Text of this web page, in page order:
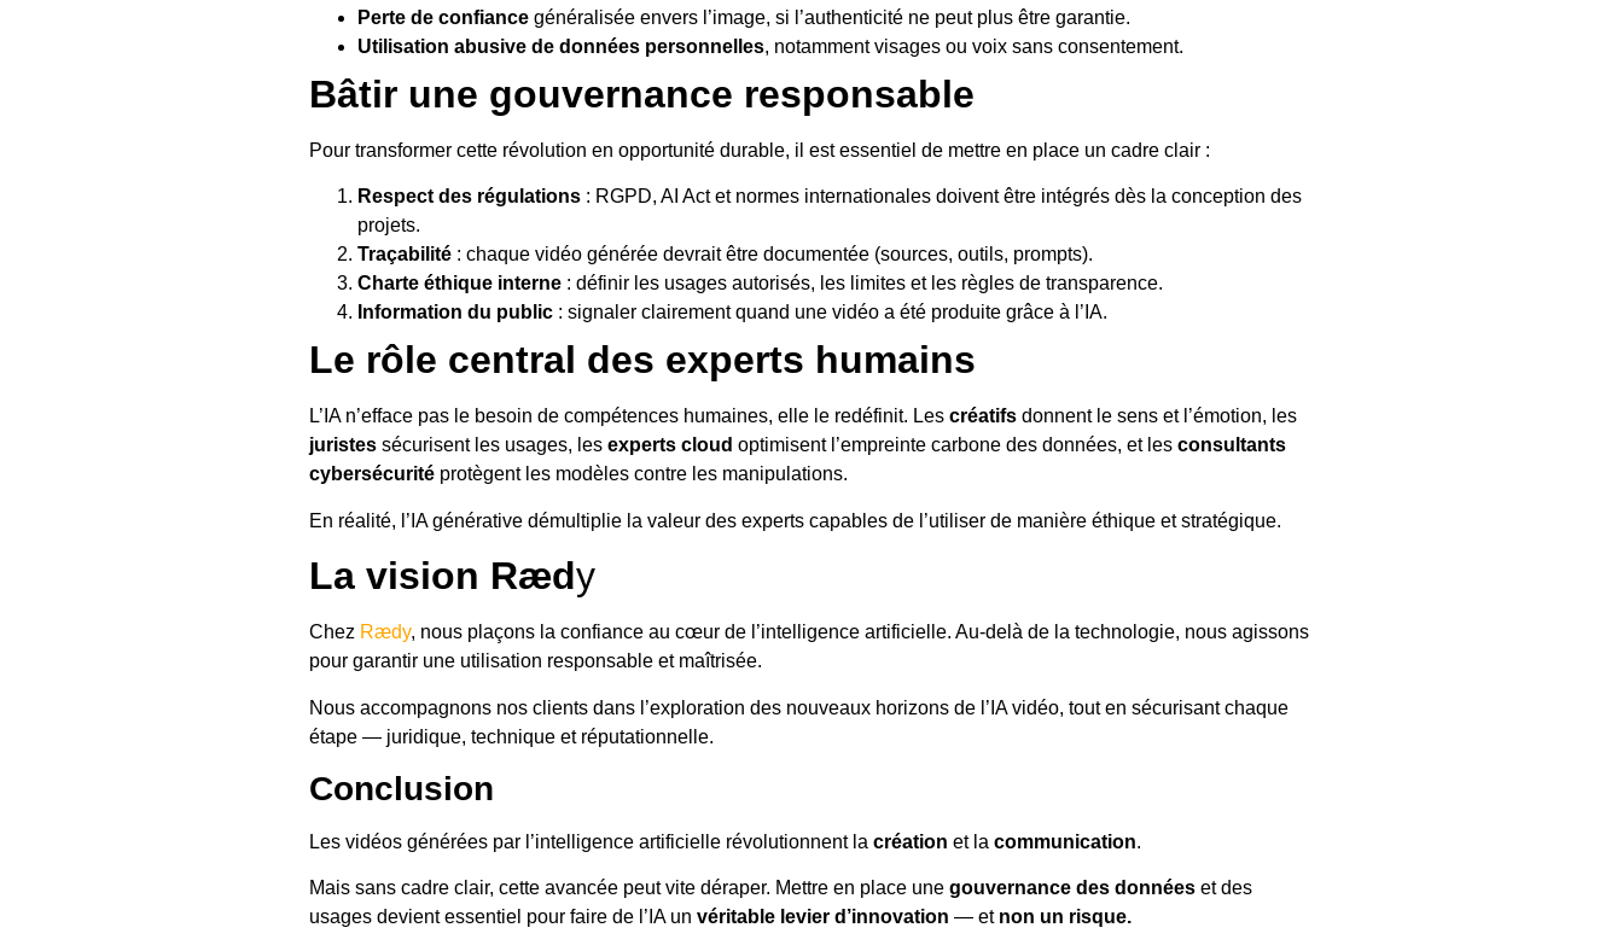
Perte de confiancegénéralisée envers l’image, si l’authenticité ne peut plus être garantie.
Utilisation abusive de données personnelles, notamment visages ou voix sans consentement.
Bâtir une gouvernance responsable
Pour transformer cette révolution en opportunité durable, il est essentiel de mettre en place un cadre clair :
Respect des régulations: RGPD, AI Act et normes internationales doivent être intégrés dès la conception des
projets.
Traçabilité: chaque vidéo générée devrait être documentée (sources, outils, prompts).
Charte éthique interne: définir les usages autorisés, les limites et les règles de transparence.
Information du public: signaler clairement quand une vidéo a été produite grâce à l’IA.
Le rôle central des experts humains
L’IA n’efface pas le besoin de compétences humaines, elle le redéfinit. Les créatifsdonnent le sens et l’émotion, les
juristessécurisent les usages, les experts cloud optimisent l’empreinte carbone des données, et les consultants
cybersécuritéprotègent les modèles contre les manipulations.
En réalité, l’IA générative démultiplie la valeur des experts capables de l’utiliser de manière éthique et stratégique.
La vision Rædy
Chez Rædy, nous plaçons la confiance au cœur de l’intelligence artificielle. Au-delà de la technologie, nous agissons
pour garantir une utilisation responsable et maîtrisée.
Nous accompagnons nos clients dans l’exploration des nouveaux horizons de l’IA vidéo, tout en sécurisant chaque
étape — juridique, technique et réputationnelle.
Conclusion
Les vidéos générées par l’intelligence artificielle révolutionnent la création et la communication.
Mais sans cadre clair, cette avancée peut vite déraper. Mettre en place une gouvernance des donnéeset des
usages devient essentiel pour faire de l’IA un véritable levier d’innovation — et non un risque.